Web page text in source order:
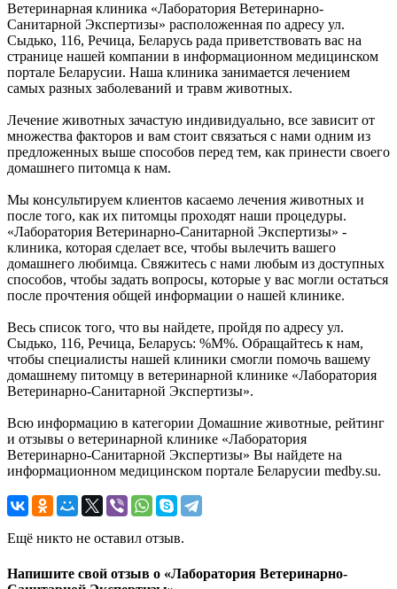
Ветеринарная клиника «Лаборатория Ветеринарно-
Санитарной Экспертизы» расположенная по адресу ул.
Сыдько, 116, Речица, Беларусь рада приветствовать вас на
странице нашей компании в информационном медицинском
портале Беларусии. Наша клиника занимается лечением
самых разных заболеваний и травм животных.
Лечение животных зачастую индивидуально, все зависит от
множества факторов и вам стоит связаться с нами одним из
предложенных выше способов перед тем, как принести своего
домашнего питомца к нам.
Мы консультируем клиентов касаемо лечения животных и
после того, как их питомцы проходят наши процедуры.
«Лаборатория Ветеринарно-Санитарной Экспертизы» -
клиника, которая сделает все, чтобы вылечить вашего
домашнего любимца. Свяжитесь с нами любым из доступных
способов, чтобы задать вопросы, которые у вас могли остаться
после прочтения общей информации о нашей клинике.
Весь список того, что вы найдете, пройдя по адресу ул.
Сыдько, 116, Речица, Беларусь: %М%. Обращайтесь к нам,
чтобы специалисты нашей клиники смогли помочь вашему
домашнему питомцу в ветеринарной клинике «Лаборатория
Ветеринарно-Санитарной Экспертизы».
Всю информацию в категории Домашние животные, рейтинг
и отзывы о ветеринарной клинике «Лаборатория
Ветеринарно-Санитарной Экспертизы» Вы найдете на
информационном медицинском портале Беларусии medby.su.
Ещё никто не оставил отзыв.
Напишите свой отзыв о «Лаборатория Ветеринарно-